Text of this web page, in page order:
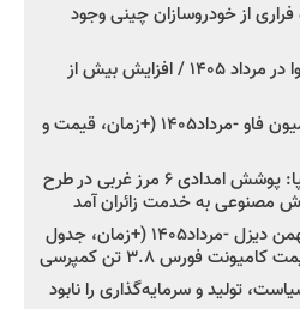
از خودروسازان چینی وجود
اعلام قیمت جدید پارس نوا در مرداد ۱۴۰۵ / افزایش بیش از
شروع فروش کشنده و کامیون فاو -مرداد۱۴۰۵ (+زمان، قیمت و
مدیرعامل امدادخودروسایپا: پوشش امدادی ۶ مرز غربی در طرح
شروع فروش ۸ محصول بهمن دیزل -مرداد۱۴۰۵ (+زمان، جدول
فورس ۳.۸ تن کمپرسی
تولید و سرمایه‌گذاری را نابود